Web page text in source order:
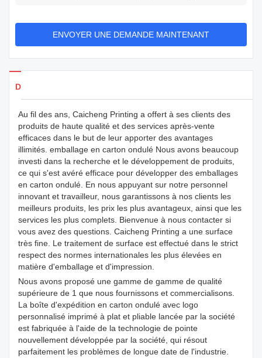
ENVOYER UNE DEMANDE MAINTENANT
Détails des produits
Au fil des ans, Caicheng Printing a offert à ses clients des
produits de haute qualité et des services après-vente
efficaces dans le but de leur apporter des avantages
illimités. emballage en carton ondulé Nous avons beaucoup
investi dans la recherche et le développement de produits,
ce qui s'est avéré efficace pour développer des emballages
en carton ondulé. En nous appuyant sur notre personnel
innovant et travailleur, nous garantissons à nos clients les
meilleurs produits, les prix les plus avantageux, ainsi que les
services les plus complets. Bienvenue à nous contacter si
vous avez des questions. Caicheng Printing a une surface
très fine. Le traitement de surface est effectué dans le strict
respect des normes internationales les plus élevées en
matière d'emballage et d'impression.
Nous avons proposé une gamme de gamme de qualité
supérieure de 1 que nous fournissons et commercialisons.
La boîte d'expédition en carton ondulé avec logo
personnalisé imprimé à plat et pliable lancée par la société
est fabriquée à l'aide de la technologie de pointe
nouvellement développée par la société, qui résout
parfaitement les problèmes de longue date de l'industrie.